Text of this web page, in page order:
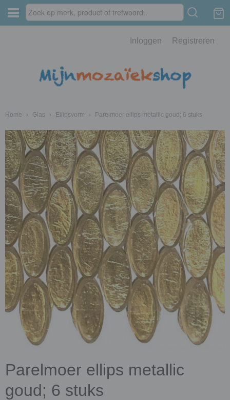
Inloggen Registreren
Home › Glas › Ellipsvorm › Parelmoer ellips metallic goud; 6 stuks
Parelmoer ellips metallic
goud; 6 stuks